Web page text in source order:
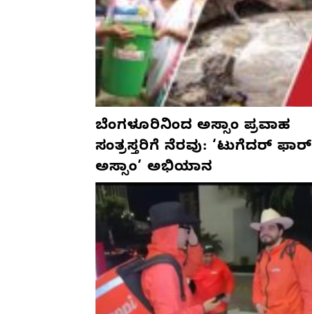
ಬೆಂಗಳೂರಿನಿಂದ ಅಸ್ಸಾಂ ಪ್ರವಾಹ
ಸಂತ್ರಸ್ತರಿಗೆ ನೆರವು: ‘ಟುಗೆದರ್ ಫಾರ್
ಅಸ್ಸಾಂ’ ಅಭಿಯಾನ